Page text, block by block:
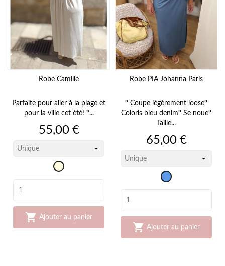
Robe Camille
Parfaite pour aller à la plage et
pour la ville cet été! °...
Prix
55,00 €
champagne
 Ajouter au panier
Robe PIA Johanna Paris
° Coupe légèrement loose°
Coloris bleu denim° Se noue°
Taille...
Prix
65,00 €
Bleu
 Ajouter au panier